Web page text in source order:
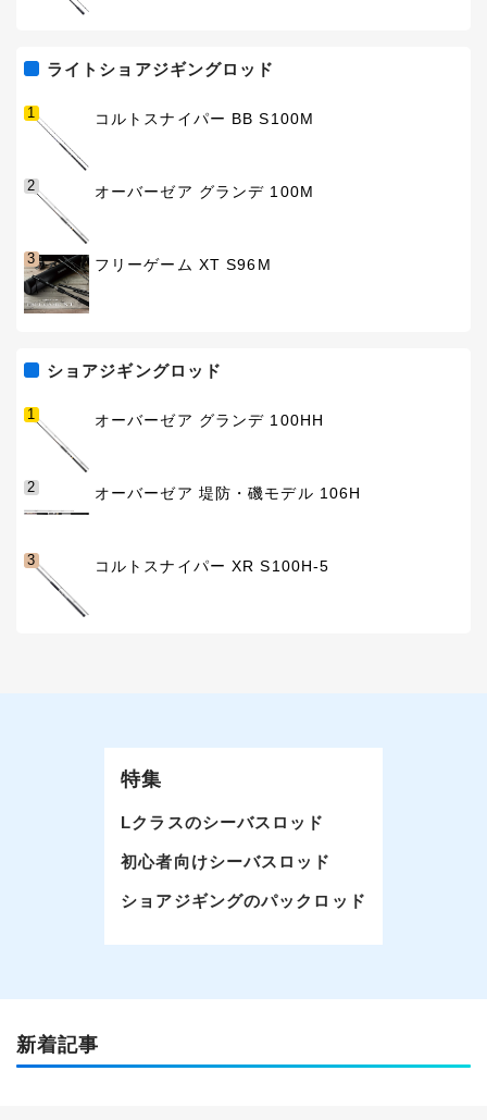
ライトショアジギングロッド
1 コルトスナイパー BB S100M
2 オーバーゼア グランデ 100M
3 フリーゲーム XT S96M
ショアジギングロッド
1 オーバーゼア グランデ 100HH
2 オーバーゼア 堤防・磯モデル 106H
3 コルトスナイパー XR S100H-5
特集
Lクラスのシーバスロッド
初心者向けシーバスロッド
ショアジギングのパックロッド
新着記事